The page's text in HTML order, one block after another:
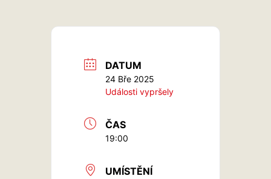
DATUM
24 Bře 2025
Události vypršely
ČAS
19:00
UMÍSTĚNÍ